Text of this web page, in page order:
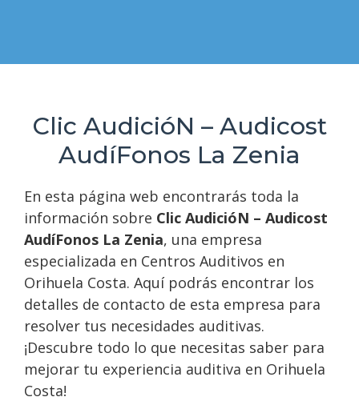
Clic AudicióN – Audicost
AudíFonos La Zenia
En esta página web encontrarás toda la
información sobre Clic AudicióN – Audicost
AudíFonos La Zenia, una empresa
especializada en Centros Auditivos en
Orihuela Costa. Aquí podrás encontrar los
detalles de contacto de esta empresa para
resolver tus necesidades auditivas.
¡Descubre todo lo que necesitas saber para
mejorar tu experiencia auditiva en Orihuela
Costa!